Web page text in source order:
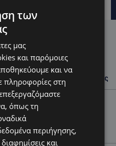
συμβολικά οδοφράγματα
τι ώρα θα γίνουν οι δράσεις
υπερβολική ταχύτητα σε
που κυριάρχησε στους
των
μας
και παρόμοιες
και να
πληροφορίες στη
όπως τη
περιήγησης,
και